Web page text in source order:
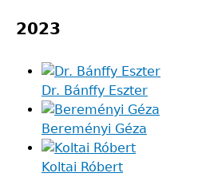
2023
Dr. Bánffy Eszter
Bereményi Géza
Koltai Róbert